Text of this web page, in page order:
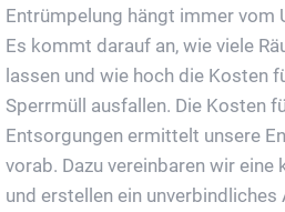
Entrümpelung hängt immer vom
Es kommt darauf an, wie viele
lassen und wie hoch die Kosten
Sperrmüll ausfallen. Die Kosten
Entsorgungen ermittelt unsere
vorab. Dazu vereinbaren wir
und erstellen ein